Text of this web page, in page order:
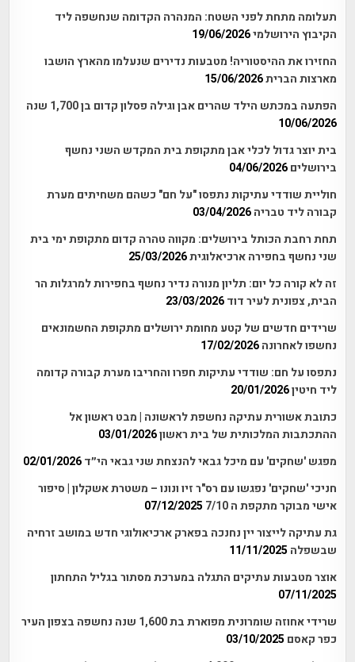
תעלומה מתחת לפני השטח: המנהרה הקדומה שנחשפה ליד
הקיבוץ הירושלמי19/06/2026
החזירו את ההיסטוריה! מטבעות נדירים שנעלמו מהארץ הושבו
מארצות הברית15/06/2026
הפתעה במכתש הילד שהרים אבן וגילה פסלון קדום בן 1,700 שנה
10/06/2026
בית יוצר גדול לכלי אבן מתקופת בית המקדש השני נחשף
בירושלים 04/06/2026
חוליית שודדי עתיקות נתפסו "על חם" כשהם משחיתים מערת
קבורה ליד טבריה 03/04/2026
תחת רחבת הכותל בירושלים: מקווה טהרה קדום מתקופת ימי בית
שני נחשף בחפירה ארכיאלוגית25/03/2026
זה לא קורה כל יום: תליון מנורה נדיר נחשף בחפירות למרגלות הר
הבית, צפונית לעיר דוד 23/03/2026
שרידים חדשים של קטע מחומת ירושלים מתקופת החשמונאים
נחשפו לאחרונה 17/02/2026
נתפסו על חם: שודדי עתיקות חפרו והחריבו מערת קבורה קדומה
ליד חיטין20/01/2026
כתובת אשורית עתיקה נחשפת לראשונה | מבט ראשון אל
ההתכתבות המלכותית של בית ראשון03/01/2026
מפגש 'שחקים' עם מיכל גבאי להנצחת שני גבאי הי״ד 02/01/2026
חניכי 'שחקים' נפגשו עם רס"ר זיו ונונו – משטרת אשקלון | סיפור
אישי מבוקר מתקפת ה 7/10
07/12/2025
גת עתיקה לייצור יין נחנכה בפארק ארכיאולוגי חדש במושב זרחיה
שבשפלה 11/11/2025
אוצר מטבעות עתיקים התגלה במערכת מסתור בגליל התחתון
07/11/2025
שרידי אחוזה שומרונית מפוארת בת 1,600 שנה נחשפה בצפון העיר
כפר קאסם 03/10/2025